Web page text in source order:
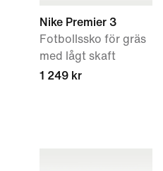
Nike Premier 3
Fotbollssko för gräs
med lågt skaft
1 249 kr